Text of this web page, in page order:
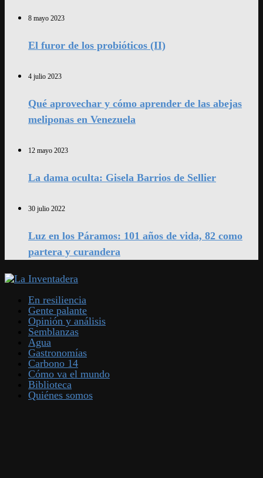
8 mayo 2023
El furor de los probióticos (II)
4 julio 2023
Qué aprovechar y cómo aprender de las abejas
meliponas en Venezuela
12 mayo 2023
La dama oculta: Gisela Barrios de Sellier
30 julio 2022
Luz en los Páramos: 101 años de vida, 82 como
partera y curandera
En resiliencia
Gente palante
Opinión y análisis
Semblanzas
Agua
Gastronomías
Carbono 14
Cómo va el mundo
Biblioteca
Quiénes somos